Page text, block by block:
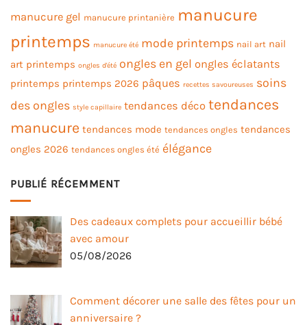
manucure gel manucure printanière manucure
printemps manucure été mode printemps nail art nail
art printemps ongles d'été ongles en gel ongles éclatants
printemps printemps 2026 pâques recettes savoureuses soins
des ongles style capillaire tendances déco tendances
manucure tendances mode tendances ongles tendances
ongles 2026 tendances ongles été élégance
PUBLIÉ RÉCEMMENT
Des cadeaux complets pour accueillir bébé
avec amour
05/08/2026
Comment décorer une salle des fêtes pour un
anniversaire ?